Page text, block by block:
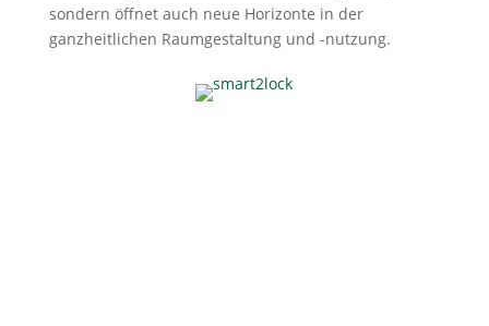
sondern öffnet auch neue Horizonte in der
ganzheitlichen Raumgestaltung und -nutzung.